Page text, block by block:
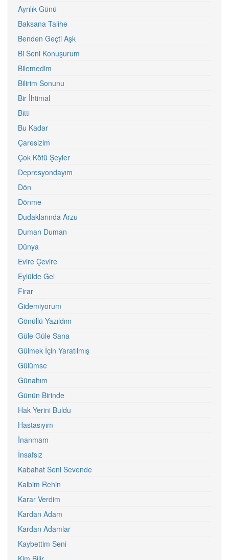
Ayrılık Günü
Baksana Talihe
Benden Geçti Aşk
Bi Seni Konuşurum
Bilemedim
Bilirim Sonunu
Bir İhtimal
Bitti
Bu Kadar
Çaresizim
Çok Kötü Şeyler
Depresyondayım
Dön
Dönme
Dudaklarında Arzu
Duman Duman
Dünya
Evire Çevire
Eylülde Gel
Firar
Gidemiyorum
Gönüllü Yazıldım
Güle Güle Sana
Gülmek İçin Yaratılmış
Gülümse
Günahım
Günün Birinde
Hak Yerini Buldu
Hastasıyım
İnanmam
İnsafsız
Kabahat Seni Sevende
Kalbim Rehin
Karar Verdim
Kardan Adam
Kardan Adamlar
Kaybettim Seni